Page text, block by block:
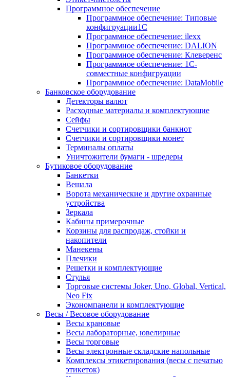
Программное обеспечение
Программное обеспечение: Типовые
конфигруации1С
Программное обеспечение: ilexx
Программное обеспечение: DALION
Программное обеспечение: Клеверенс
Программное обеспечение: 1С-
совместные конфигруации
Программное обеспечение: DataMobile
Банковское оборудование
Детекторы валют
Расходные материалы и комплектующие
Сейфы
Счетчики и сортировщики банкнот
Счетчики и сортировщики монет
Терминалы оплаты
Уничтожители бумаги - шредеры
Бутиковое оборудование
Банкетки
Вешала
Ворота механические и другие охранные
устройства
Зеркала
Кабины примерочные
Корзины для распродаж, стойки и
накопители
Манекены
Плечики
Решетки и комплектующие
Стулья
Торговые системы Joker, Uno, Global, Vertical,
Neo Fix
Экономпанели и комплектующие
Весы / Весовое оборудование
Весы крановые
Весы лабораторные, ювелирные
Весы торговые
Весы электронные складские напольные
Комплексы этикетирования (весы с печатью
этикеток)